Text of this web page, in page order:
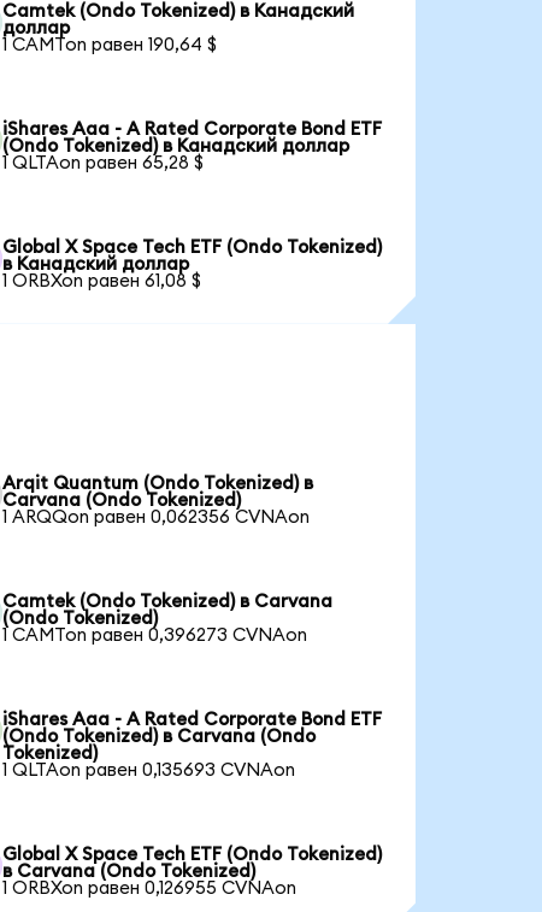
Camtek (Ondo Tokenized) в Канадский
доллар
1 CAMTon равен 190,64 $
iShares Aaa - A Rated Corporate Bond ETF
(Ondo Tokenized) в Канадский доллар
1 QLTAon равен 65,28 $
Global X Space Tech ETF (Ondo Tokenized)
в Канадский доллар
1 ORBXon равен 61,08 $
Arqit Quantum (Ondo Tokenized) в
Carvana (Ondo Tokenized)
1 ARQQon равен 0,062356 CVNAon
Camtek (Ondo Tokenized) в Carvana
(Ondo Tokenized)
1 CAMTon равен 0,396273 CVNAon
iShares Aaa - A Rated Corporate Bond ETF
(Ondo Tokenized) в Carvana (Ondo
Tokenized)
1 QLTAon равен 0,135693 CVNAon
Global X Space Tech ETF (Ondo Tokenized)
в Carvana (Ondo Tokenized)
1 ORBXon равен 0,126955 CVNAon